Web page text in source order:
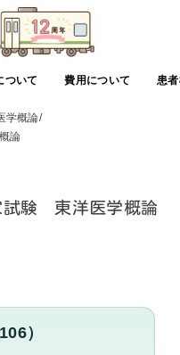
ついて 費用について 患
学概論
論
験 東洋医学概論
）